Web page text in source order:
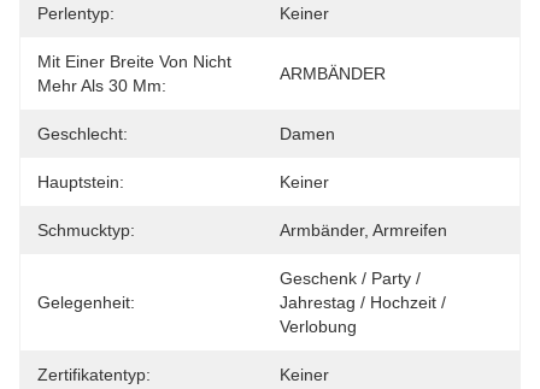
Perlentyp: Keiner
Mit Einer Breite Von Nicht
Mehr Als 30 Mm:
ARMBÄNDER
Geschlecht: Damen
Hauptstein: Keiner
Schmucktyp: Armbänder, Armreifen
Gelegenheit:
Geschenk / Party /
Jahrestag / Hochzeit /
Verlobung
Zertifikatentyp: Keiner